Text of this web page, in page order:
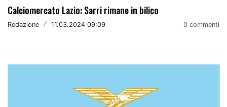
Calciomercato Lazio: Sarri rimane in bilico
Redazione / 11.03.2024 09:09 0 commenti